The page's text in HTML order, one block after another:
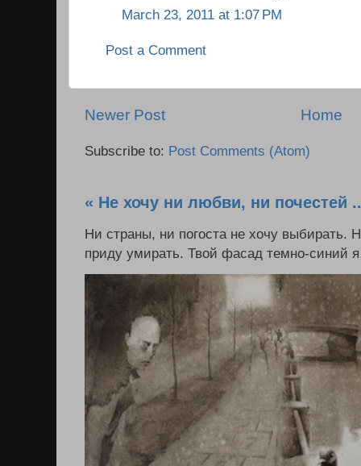
March 23, 2011 at 1:07 PM
Post a Comment
Newer Post Home
Subscribe to: Post Comments (Atom)
« Не хочу ни любви, ни почестей
Ни страны, ни погоста не хочу выбирать.
приду умирать. Твой фасад темно-синий